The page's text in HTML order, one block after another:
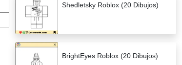
Shedletsky Roblox (20 Dibujos)
BrightEyes Roblox (20 Dibujos)